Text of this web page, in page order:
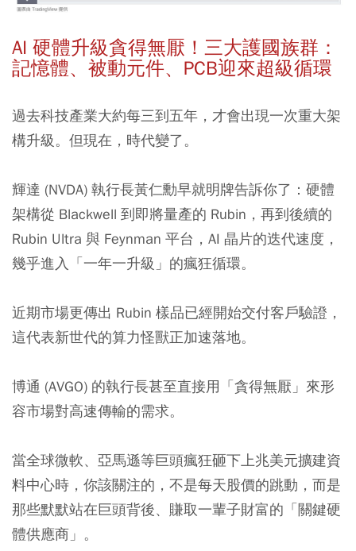
AI 硬體升級貪得無厭！三大護國族群：
記憶體、被動元件、PCB迎來超級循環
過去科技產業大約每三到五年，才會出現一次重大架
構升級。但現在，時代變了。
輝達 (NVDA) 執行長黃仁勳早就明牌告訴你了：硬體
架構從 Blackwell 到即將量產的 Rubin，再到後續的
Rubin Ultra 與 Feynman 平台，AI 晶片的迭代速度，
幾乎進入「一年一升級」的瘋狂循環。
近期市場更傳出 Rubin 樣品已經開始交付客戶驗證，
這代表新世代的算力怪獸正加速落地。
博通 (AVGO) 的執行長甚至直接用「貪得無厭」來形
容市場對高速傳輸的需求。
當全球微軟、亞馬遜等巨頭瘋狂砸下上兆美元擴建資
料中心時，你該關注的，不是每天股價的跳動，而是
那些默默站在巨頭背後、賺取一輩子財富的「關鍵硬
體供應商」。